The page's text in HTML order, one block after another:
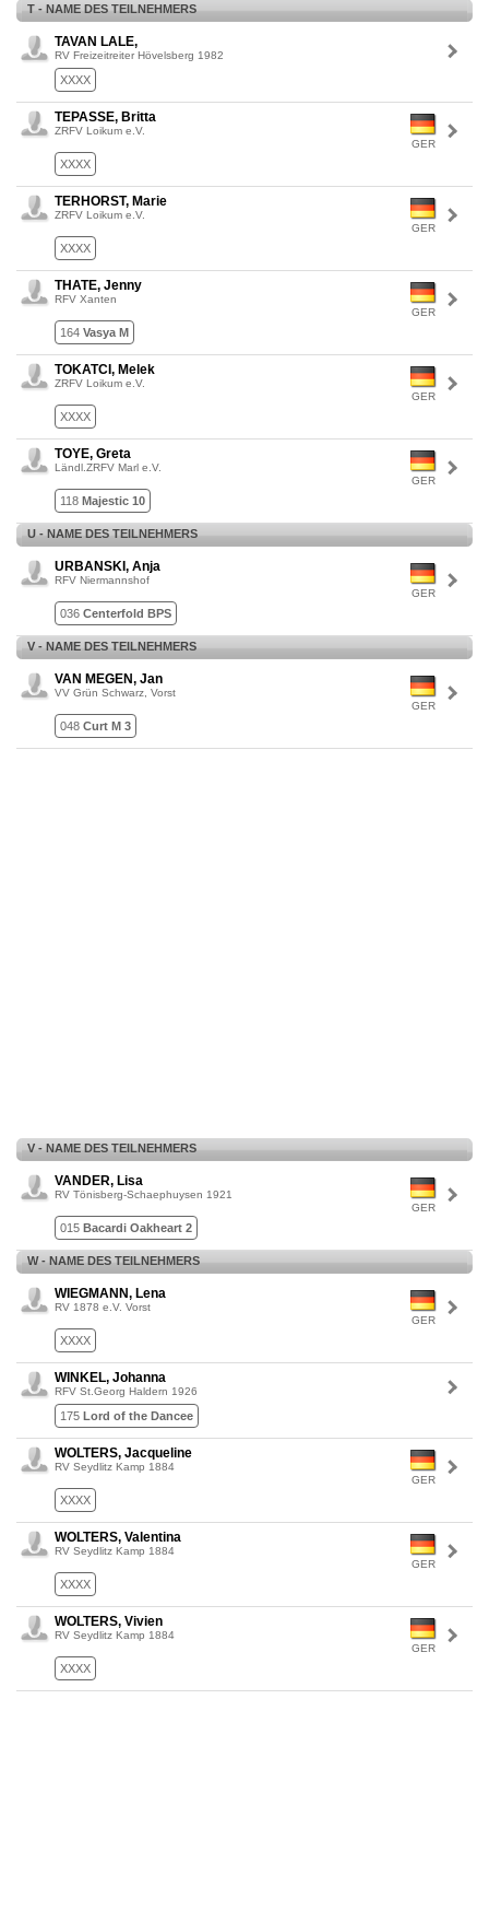
T - NAME DES TEILNEHMERS
TAVAN LALE,
RV Freizeitreiter Hövelsberg 1982
XXXX
GER
TEPASSE, Britta
ZRFV Loikum e.V.
XXXX
GER
TERHORST, Marie
ZRFV Loikum e.V.
XXXX
GER
THATE, Jenny
RFV Xanten
164 Vasya M
GER
TOKATCI, Melek
ZRFV Loikum e.V.
XXXX
GER
TOYE, Greta
Ländl.ZRFV Marl e.V.
118 Majestic 10
U - NAME DES TEILNEHMERS
GER
URBANSKI, Anja
RFV Niermannshof
036 Centerfold BPS
V - NAME DES TEILNEHMERS
GER
VAN MEGEN, Jan
VV Grün Schwarz, Vorst
048 Curt M 3
V - NAME DES TEILNEHMERS
GER
VANDER, Lisa
RV Tönisberg-Schaephuysen 1921
015 Bacardi Oakheart 2
W - NAME DES TEILNEHMERS
GER
WIEGMANN, Lena
RV 1878 e.V. Vorst
XXXX
WINKEL, Johanna
RFV St.Georg Haldern 1926
175 Lord of the Dancee
GER
WOLTERS, Jacqueline
RV Seydlitz Kamp 1884
XXXX
GER
WOLTERS, Valentina
RV Seydlitz Kamp 1884
XXXX
GER
WOLTERS, Vivien
RV Seydlitz Kamp 1884
XXXX